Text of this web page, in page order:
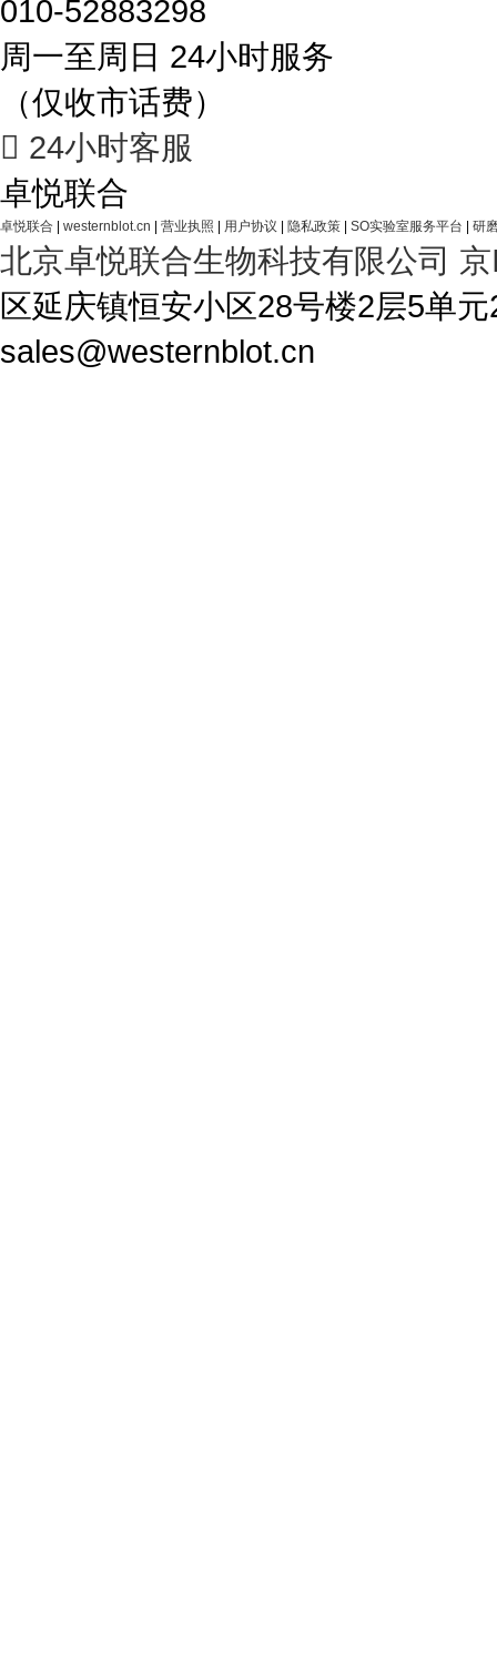
010-52883298
周一至周日 24小时服务
（仅收市话费）
 24小时客服
卓悦联合
卓悦联合 | westernblot.cn | 营业执照 | 用户协议 | 隐私政策 | SO实验室服务平台 | 研
北京卓悦联合生物科技有限公司
区延庆镇恒安小区28号楼2层5单
sales@westernblot.cn